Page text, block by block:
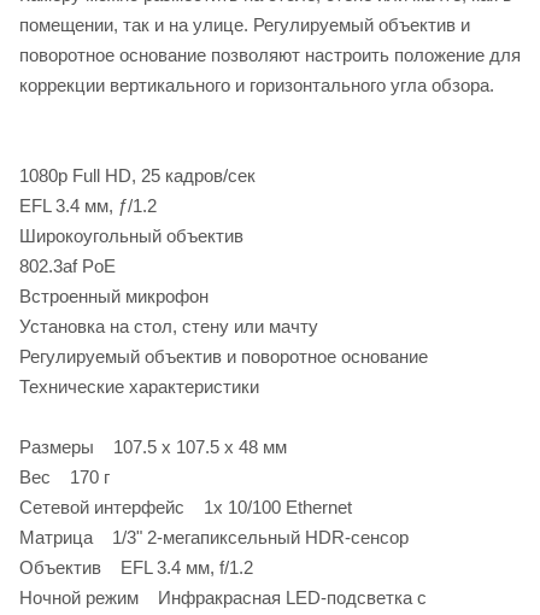
помещении, так и на улице. Регулируемый объектив и
поворотное основание позволяют настроить положение для
коррекции вертикального и горизонтального угла обзора.
1080p Full HD, 25 кадров/сек
EFL 3.4 мм, ƒ/1.2
Широкоугольный объектив
802.3af PoE
Встроенный микрофон
Установка на стол, стену или мачту
Регулируемый объектив и поворотное основание
Технические характеристики
Размеры 107.5 х 107.5 х 48 мм
Вес 170 г
Сетевой интерфейс 1х 10/100 Ethernet
Матрица 1/3" 2-мегапиксельный HDR-сенсор
Объектив EFL 3.4 мм, f/1.2
Ночной режим Инфракрасная LED-подсветка с